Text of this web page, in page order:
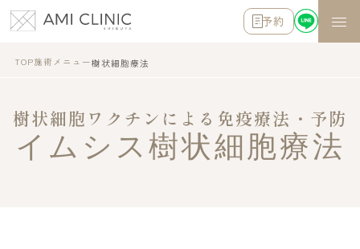
予約
TOP施術メニュー樹状細胞療法
樹状細胞ワクチンによる免疫療法・予防